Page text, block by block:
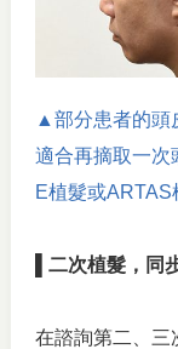
▲部分患者的頭
適合再摘取一次
E植髮或ARTAS
▌二次植髮，同
在諮詢第二、三